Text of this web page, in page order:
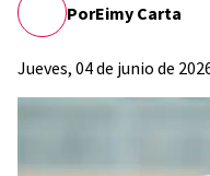
PorEimy Carta
Jueves, 04 de junio de